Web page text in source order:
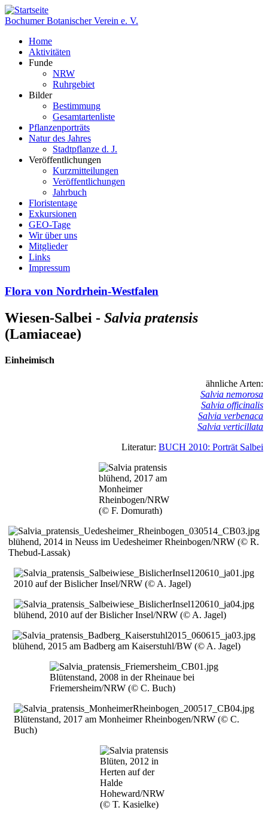
Direkt
zum
Bochumer Botanischer Verein e. V.
Hauptnavigation
Home
Aktivitäten
Funde
NRW
Ruhrgebiet
Bilder
Bestimmung
Gesamtartenliste
Pflanzenporträts
Natur des Jahres
Stadtpflanze d. J.
Veröffentlichungen
Kurzmitteilungen
Veröffentlichungen
Jahrbuch
Floristentage
Exkursionen
GEO-Tage
Wir über uns
Mitglieder
Links
Impressum
Flora von Nordrhein-Westfalen
Wiesen-Salbei - Salvia pratensis
(Lamiaceae)
Einheimisch
ähnliche Arten:
Salvia nemorosa
Salvia officinalis
Salvia verbenaca
Salvia verticillata
Literatur: BUCH 2010: Porträt Salbei
Bild
blühend, 2017 am
Monheimer
Rheinbogen/NRW
(© F. Domurath)
Bild
blühend, 2014 in Neuss im Uedesheimer Rheinbogen/NRW (© R.
Thebud-Lassak)
Bild
2010 auf der Bislicher Insel/NRW (© A. Jagel)
Bild
blühend, 2010 auf der Bislicher Insel/NRW (© A. Jagel)
Bild
blühend, 2015 am Badberg am Kaiserstuhl/BW (© A. Jagel)
Bild
Blütenstand, 2008 in der Rheinaue bei
Friemersheim/NRW (© C. Buch)
Bild
Blütenstand, 2017 am Monheimer Rheinbogen/NRW (© C.
Buch)
Bild
Blüten, 2012 in
Herten auf der
Halde
Hoheward/NRW
(© T. Kasielke)